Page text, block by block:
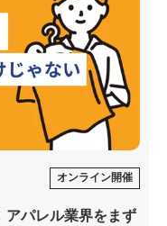
オンライン開催
アパレル業界をまず